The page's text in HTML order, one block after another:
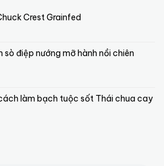
Crest Grainfed
sò điệp nướng mỡ hành nồi chiên
làm bạch tuộc sốt Thái chua cay